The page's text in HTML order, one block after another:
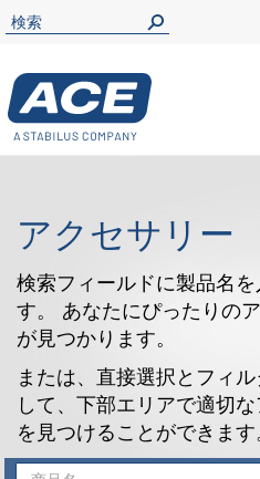
アクセサリー
検索フィールドに製品名を
す。 あなたにぴったりの
が見つかります。
または、直接選択とフィル
して、下部エリアで適切な
を見つけることができます